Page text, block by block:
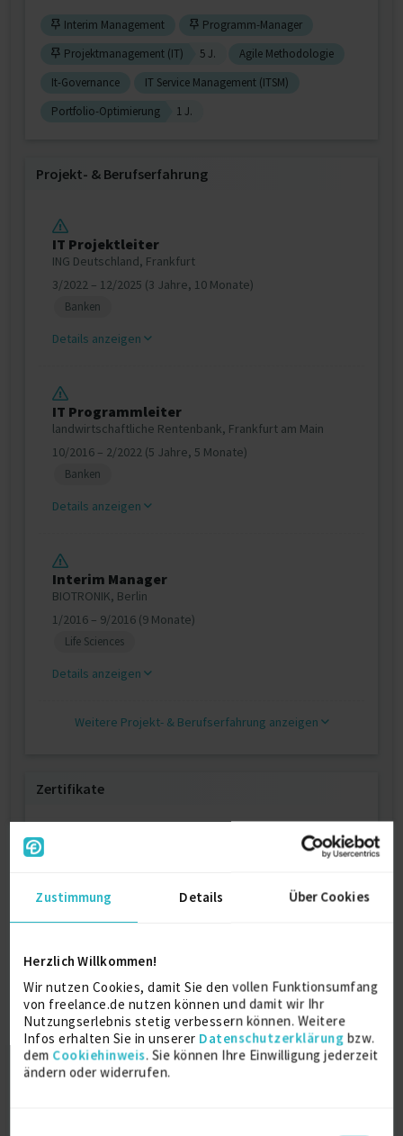
Zustimmung Details Über Cookies
Herzlich Willkommen!
Wir nutzen Cookies, damit Sie den vollen Funktionsumfang
von freelance.de nutzen können und damit wir Ihr
Nutzungserlebnis stetig verbessern können. Weitere
Infos erhalten Sie in unserer Datenschutzerklärung bzw.
dem Cookiehinweis. Sie können Ihre Einwilligung jederzeit
ändern oder widerrufen.
Interim Management
Programm-Manager
Projektmanagement (IT)
5 J.
Agile Methodologie
It-Governance
IT Service Management (ITSM)
Portfolio-Optimierung
1 J.
Projekt‐ & Berufserfahrung
IT Projektleiter
ING Deutschland, Frankfurt
3/2022 – 12/2025 (3 Jahre, 10 Monate)
Banken
Details anzeigen
IT Programmleiter
landwirtschaftliche Rentenbank, Frankfurt am Main
10/2016 – 2/2022 (5 Jahre, 5 Monate)
Banken
Details anzeigen
Interim Manager
BIOTRONIK, Berlin
1/2016 – 9/2016 (9 Monate)
Life Sciences
Details anzeigen
Weitere Projekt‐ & Berufserfahrung anzeigen
Zertifikate
Ausbildung
Elektrotechnik
Diplom Ingenieur